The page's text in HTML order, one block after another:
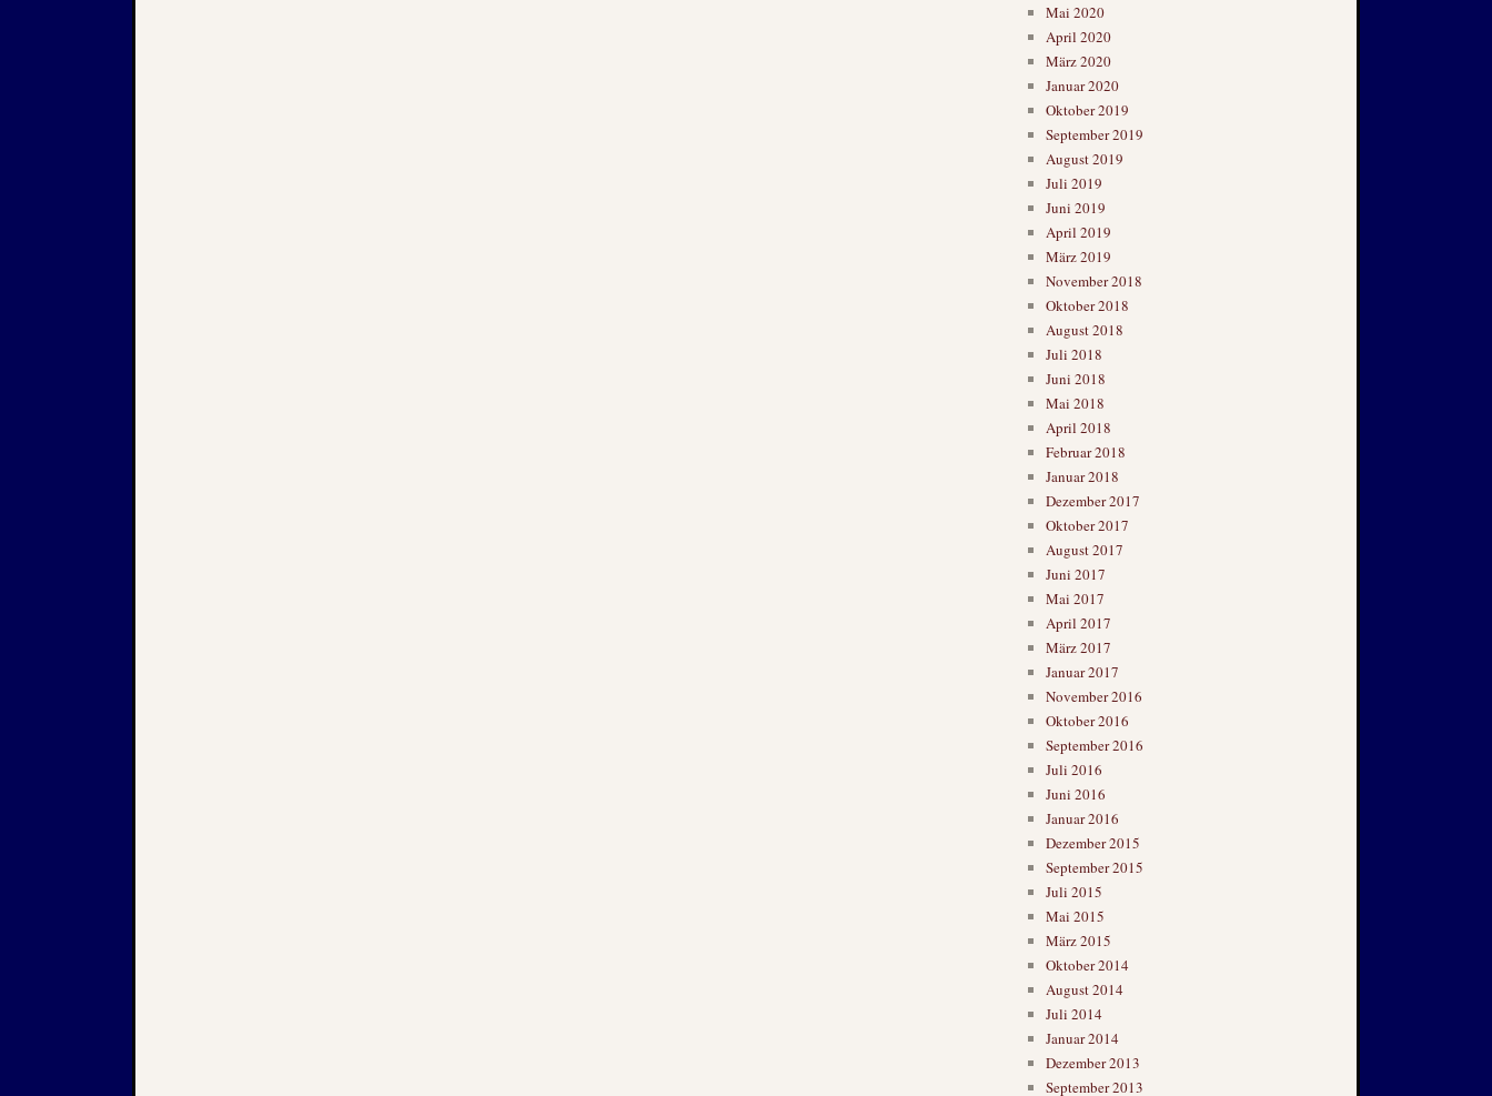
Mai 2020
April 2020
März 2020
Januar 2020
Oktober 2019
September 2019
August 2019
Juli 2019
Juni 2019
April 2019
März 2019
November 2018
Oktober 2018
August 2018
Juli 2018
Juni 2018
Mai 2018
April 2018
Februar 2018
Januar 2018
Dezember 2017
Oktober 2017
August 2017
Juni 2017
Mai 2017
April 2017
März 2017
Januar 2017
November 2016
Oktober 2016
September 2016
Juli 2016
Juni 2016
Januar 2016
Dezember 2015
September 2015
Juli 2015
Mai 2015
März 2015
Oktober 2014
August 2014
Juli 2014
Januar 2014
Dezember 2013
September 2013